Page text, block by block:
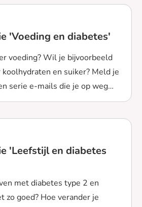
'Voeding en diabetes'
voeding? Wil je bijvoorbeeld
en suiker? Meld je
serie e-mails die je op weg
e-mailserie 'Voeding en diabetes'
'Leefstijl en diabetes
met diabetes type 2 en
zo goed? Hoe verander je